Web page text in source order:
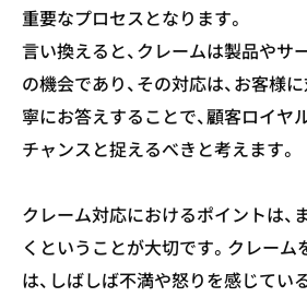
重要なプロセスとなります。
言い換えると、クレームは製品やサ
の機会であり、その対応は、お客様
寧にお答えすることで、顧客ロイヤ
チャンスと捉えるべきと考えます。
クレーム対応におけるポイントは、
くということが大切です。クレー
は、しばしば不満や怒りを感じてい